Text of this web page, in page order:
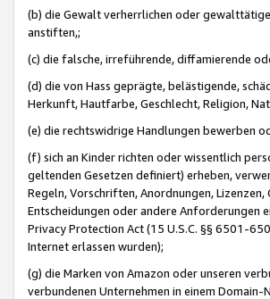
(b) die Gewalt verherrlichen oder
anstiften,;
(c) die falsche, irreführende, diffamierende
(d) die von Hass geprägte, belästigende,
Herkunft, Hautfarbe, Geschlecht, Religion,
(e) die rechtswidrige Handlungen bewerben
(f) sich an Kinder richten oder wissentlich
geltenden Gesetzen definiert) erheben,
Regeln, Vorschriften, Anordnungen,
Entscheidungen oder andere Anforderungen
Privacy Protection Act (15 U.S.C. §§ 6501-
Internet erlassen wurden);
(g) die Marken von Amazon oder unseren
verbundenen Unternehmen in einem